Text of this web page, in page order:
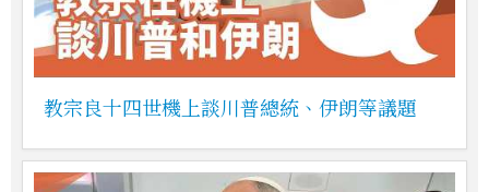
教宗良十四世機上談川普總統、伊朗等議題